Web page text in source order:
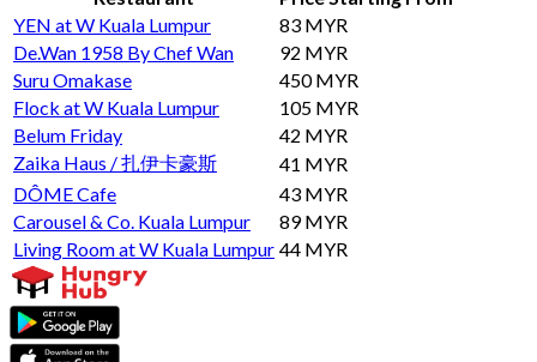
YEN at W Kuala Lumpur
83 MYR
De.Wan 1958 By Chef Wan
92 MYR
Suru Omakase
450 MYR
Flock at W Kuala Lumpur
105 MYR
Belum Friday
42 MYR
Zaika Haus / 扎伊卡豪斯
41 MYR
DÔME Cafe
43 MYR
Carousel & Co. Kuala Lumpur
89 MYR
Living Room at W Kuala Lumpur 44 MYR